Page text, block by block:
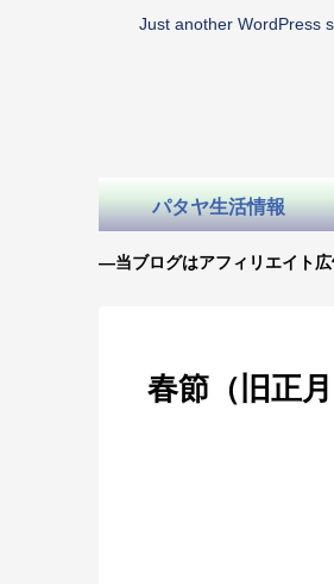
Just another WordPress
パタヤ生活情報
—当ブログはアフィリエイト
春節（旧正